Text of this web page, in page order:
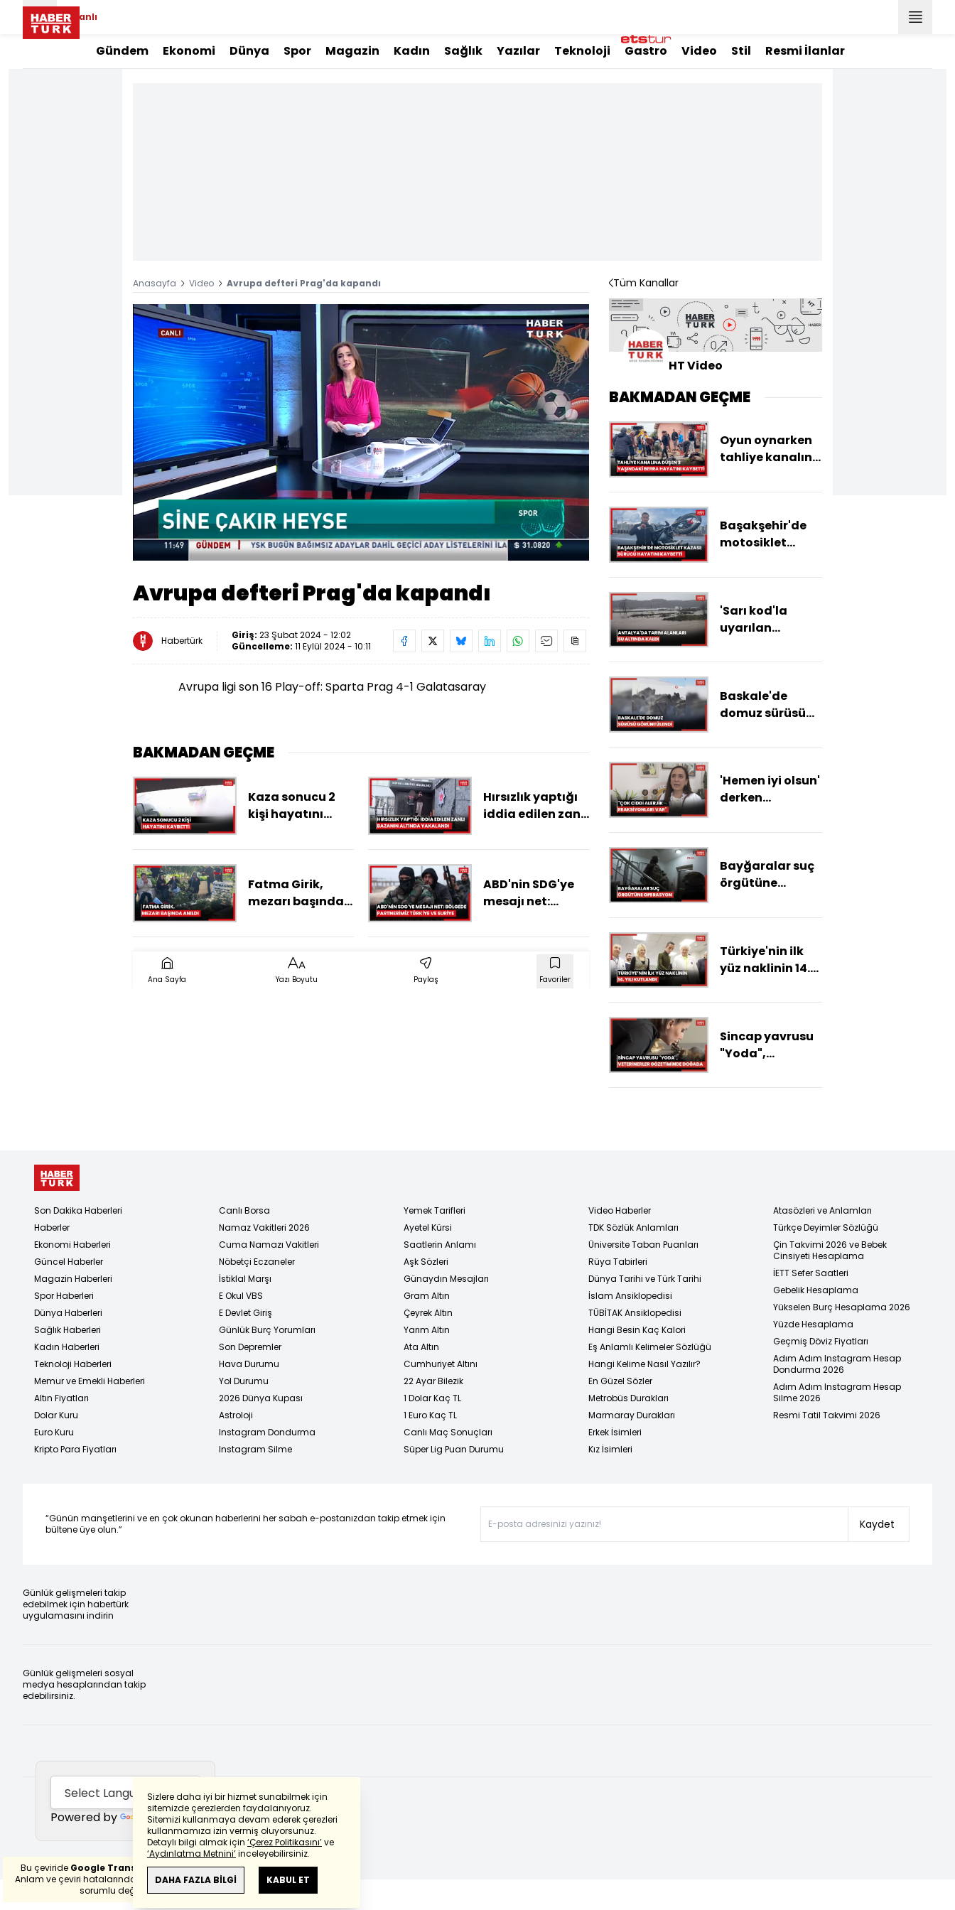
Canlı
Gündem Ekonomi Dünya Spor Magazin Kadın Sağlık Yazılar Teknoloji Gastro Video Stil Resmi İlanlar
Anasayfa Video Avrupa defteri Prag'da kapandı
Sesi
Yüklendi:
Oynatma
Avrupa defteri Prag'da kapandı
Habertürk Giriş: 23 Şubat 2024 - 12:02
Güncelleme: 11 Eylül 2024 - 10:11
Avrupa ligi son 16 Play-off: Sparta Prag 4-1 Galatasaray
BAKMADAN GEÇME
Kaza sonucu 2
kişi hayatını
Hırsızlık yaptığı
iddia edilen zanlı
bazanın altında
Fatma Girik,
mezarı başında
ABD'nin SDG'ye
mesajı net:
partnerimiz
Ana Sayfa Yazı Boyutu Paylaş Favoriler
Tüm Kanallar
HT Video
BAKMADAN GEÇME
Oyun oynarken
tahliye kanalına
yaşındaki Berra
kaybetti
Başakşehir'de
motosiklet
hayatını
'Sarı kod'la
uyarılan
tarım alanları su
Baskale'de
domuz sürüsü
'Hemen iyi olsun'
derken
karşı yenik
Bayğaralar suç
örgütüne
şüpheli
Türkiye'nin ilk
yüz naklinin 14.
Sincap yavrusu
"Yoda",
gözetiminde
Sizlere daha iyi bir hizmet sunabilmek için
sitemizde çerezlerden faydalanıyoruz.
Sitemizi kullanmaya devam ederek çerezleri
kullanmamıza izin vermiş oluyorsunuz.
Detaylı bilgi almak için ‘Çerez Politikasını’ve
‘Aydınlatma Metnini’inceleyebilirsiniz.
DAHA FAZLA BİLGİ KABUL ET
Son Dakika Haberleri
Haberler
Ekonomi Haberleri
Güncel Haberler
Magazin Haberleri
Spor Haberleri
Dünya Haberleri
Sağlık Haberleri
Kadın Haberleri
Teknoloji Haberleri
Memur ve Emekli Haberleri
Altın Fiyatları
Dolar Kuru
Euro Kuru
Kripto Para Fiyatları
Canlı Borsa
Namaz Vakitleri 2026
Cuma Namazı Vakitleri
Nöbetçi Eczaneler
İstiklal Marşı
E Okul VBS
E Devlet Giriş
Günlük Burç Yorumları
Son Depremler
Hava Durumu
Yol Durumu
2026 Dünya Kupası
Astroloji
Instagram Dondurma
Instagram Silme
Yemek Tarifleri
Ayetel Kürsi
Saatlerin Anlamı
Aşk Sözleri
Günaydın Mesajları
Gram Altın
Çeyrek Altın
Yarım Altın
Ata Altın
Cumhuriyet Altını
22 Ayar Bilezik
1 Dolar Kaç TL
1 Euro Kaç TL
Canlı Maç Sonuçları
Süper Lig Puan Durumu
Video Haberler
TDK Sözlük Anlamları
Üniversite Taban Puanları
Rüya Tabirleri
Dünya Tarihi ve Türk Tarihi
İslam Ansiklopedisi
TÜBİTAK Ansiklopedisi
Hangi Besin Kaç Kalori
Eş Anlamlı Kelimeler Sözlüğü
Hangi Kelime Nasıl Yazılır?
En Güzel Sözler
Metrobüs Durakları
Marmaray Durakları
Erkek İsimleri
Kız İsimleri
Atasözleri ve Anlamları
Türkçe Deyimler Sözlüğü
Çin Takvimi 2026 ve Bebek
Cinsiyeti Hesaplama
İETT Sefer Saatleri
Gebelik Hesaplama
Yükselen Burç Hesaplama 2026
Yüzde Hesaplama
Geçmiş Döviz Fiyatları
Adım Adım Instagram Hesap
Dondurma 2026
Adım Adım Instagram Hesap
Silme 2026
Resmi Tatil Takvimi 2026
“Günün manşetlerini ve en çok okunan haberlerini her sabah e-postanızdan takip etmek için
bültene üye olun.”
Kaydet
Günlük gelişmeleri takip
edebilmek için habertürk
uygulamasını indirin
Günlük gelişmeleri sosyal
medya hesaplarından takip
edebilirsiniz.
Powered by Translate
Bu çeviride Google Transletekullanılmıştır.
Anlam ve çeviri hatalarından
haberturk.com
sorumlu değildir.